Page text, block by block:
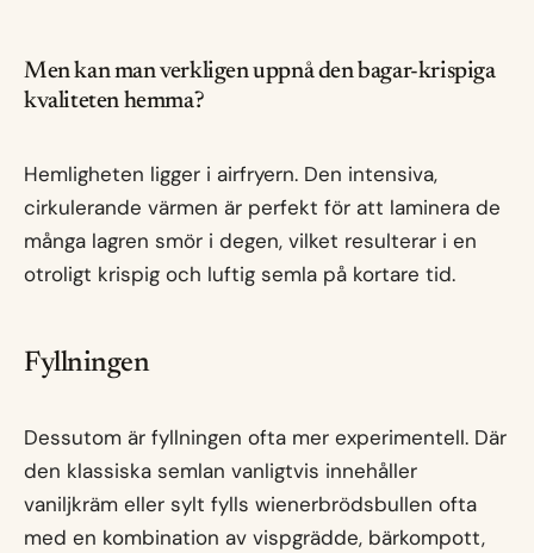
Men kan man verkligen uppnå den bagar-krispiga
kvaliteten hemma?
Hemligheten ligger i airfryern. Den intensiva,
cirkulerande värmen är perfekt för att laminera de
många lagren smör i degen, vilket resulterar i en
otroligt krispig och luftig semla på kortare tid.
Fyllningen
Dessutom är fyllningen ofta mer experimentell. Där
den klassiska semlan vanligtvis innehåller
vaniljkräm eller sylt fylls wienerbrödsbullen ofta
med en kombination av vispgrädde, bärkompott,